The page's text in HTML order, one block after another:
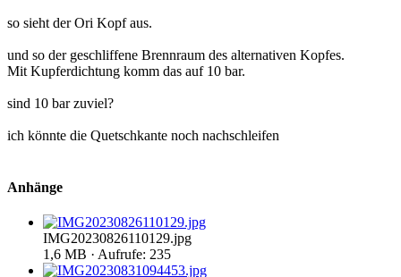
so sieht der Ori Kopf aus.
und so der geschliffene Brennraum des alternativen Kopfes.
Mit Kupferdichtung komm das auf 10 bar.
sind 10 bar zuviel?
ich könnte die Quetschkante noch nachschleifen
Anhänge
IMG20230826110129.jpg
1,6 MB · Aufrufe: 235